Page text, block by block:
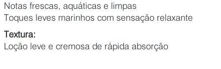
Notas frescas, aquáticas e limpas
Toques leves marinhos com sensação relaxante
Textura:
Loção leve e cremosa de rápida absorção